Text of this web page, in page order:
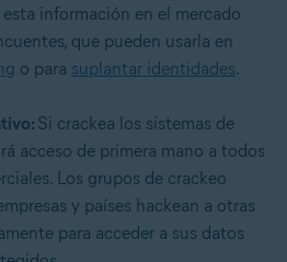
información en el mercado
que pueden usarla en
o para suplantar identidades.
Si crackea los sistemas de
acceso de primera mano a todos
Los grupos de crackeo
y países hackean a otras
para acceder a sus datos